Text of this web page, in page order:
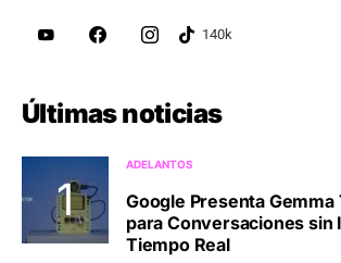
Últimas noticias
ADELANTOS
Google Presenta
para Conversaciones sin
Tiempo Real